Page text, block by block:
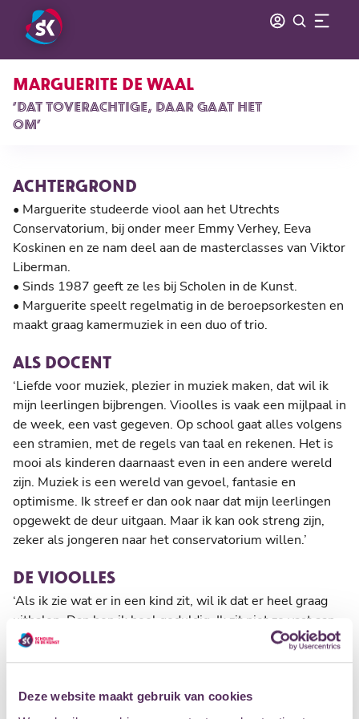
Deze website maakt gebruik van cookies
MARGUERITE DE WAAL
‘DAT TOVERACHTIGE, DAAR GAAT HET
OM’
ACHTERGROND
• Marguerite studeerde viool aan het Utrechts
Conservatorium, bij onder meer Emmy Verhey, Eeva
Koskinen en ze nam deel aan de masterclasses van Viktor
Liberman.
• Sinds 1987 geeft ze les bij Scholen in de Kunst.
• Marguerite speelt regelmatig in de beroepsorkesten en
maakt graag kamermuziek in een duo of trio.
ALS DOCENT
‘Liefde voor muziek, plezier in muziek maken, dat wil ik
mijn leerlingen bijbrengen. Vioolles is vaak een mijlpaal in
de week, een vast gegeven. Op school gaat alles volgens
een stramien, met de regels van taal en rekenen. Het is
mooi als kinderen daarnaast even in een andere wereld
zijn. Muziek is een wereld van gevoel, fantasie en
optimisme. Ik streef er dan ook naar dat mijn leerlingen
opgewekt de deur uitgaan. Maar ik kan ook streng zijn,
zeker als jongeren naar het conservatorium willen.’
DE VIOOLLES
‘Als ik zie wat er in een kind zit, wil ik dat er heel graag
uithalen. Dan ben ik heel geduldig. Ik zit niet zo vast aan
een methode, maar kijk wat een kind aanspreekt.
Voorspelen, naspelen, zingen, uitbeelden in muziek,
vioolschool, ik houd van het zangerige spel en de warme